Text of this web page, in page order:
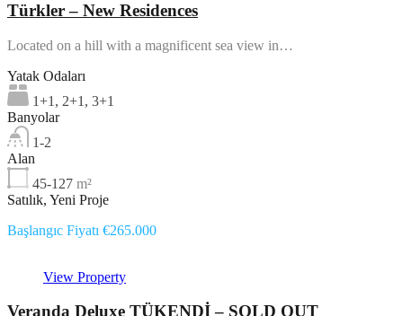
Türkler – New Residences
Located on a hill with a magnificent sea view in…
Yatak Odaları
1+1, 2+1, 3+1
Banyolar
1-2
Alan
45-127 m²
Satılık, Yeni Proje
Başlangıc Fiyatı €265.000
View Property
Veranda Deluxe TÜKENDİ – SOLD OUT